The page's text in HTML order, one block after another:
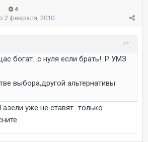
4
2 февраля, 2010
богат...с нуля если брать! :P УМЗ
выбора,другой альтернативы
уже не ставят...только